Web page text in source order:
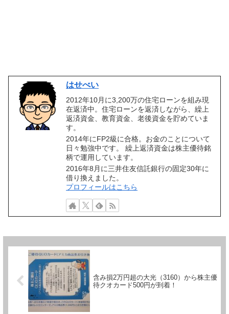
はせべい
2012年10月に3,200万の住宅ローンを組み現
在返済中。住宅ローンを返済しながら、繰上
返済資金、教育資金、老後資金を貯めていま
す。
2014年にFP2級に合格。お金のことについて
日々勉強中です。 繰上返済資金は株主優待銘
柄で運用しています。
2016年8月に三井住友信託銀行の固定30年に
借り換えました。
プロフィールはこちら
含み損2万円超の大光（3160）から株主優
待クオカード500円が到着！